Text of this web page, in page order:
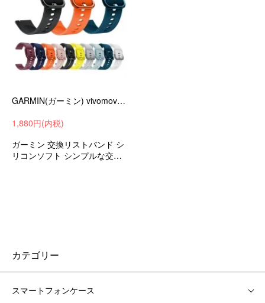
GARMIN(ガーミン) vivomove Luxe ベルト バンド 交換 シリコン 6色 バンド 20mm Sports(クイックリリースバンド
1,880円(内税)
ガーミン 交換リストバンド シ
リコンソフト シンプルな交換
カテゴリー
スマートフォンケース